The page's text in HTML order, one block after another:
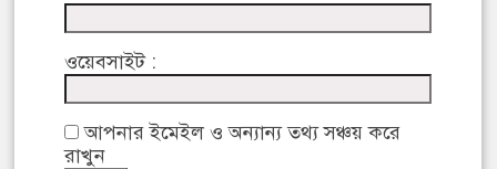
ওয়েবসাইট :
আপনার ইমেইল ও অন্যান্য তথ্য সঞ্চয় করে
রাখুন